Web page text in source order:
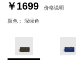
￥1699 价格说明
颜色： 深绿色